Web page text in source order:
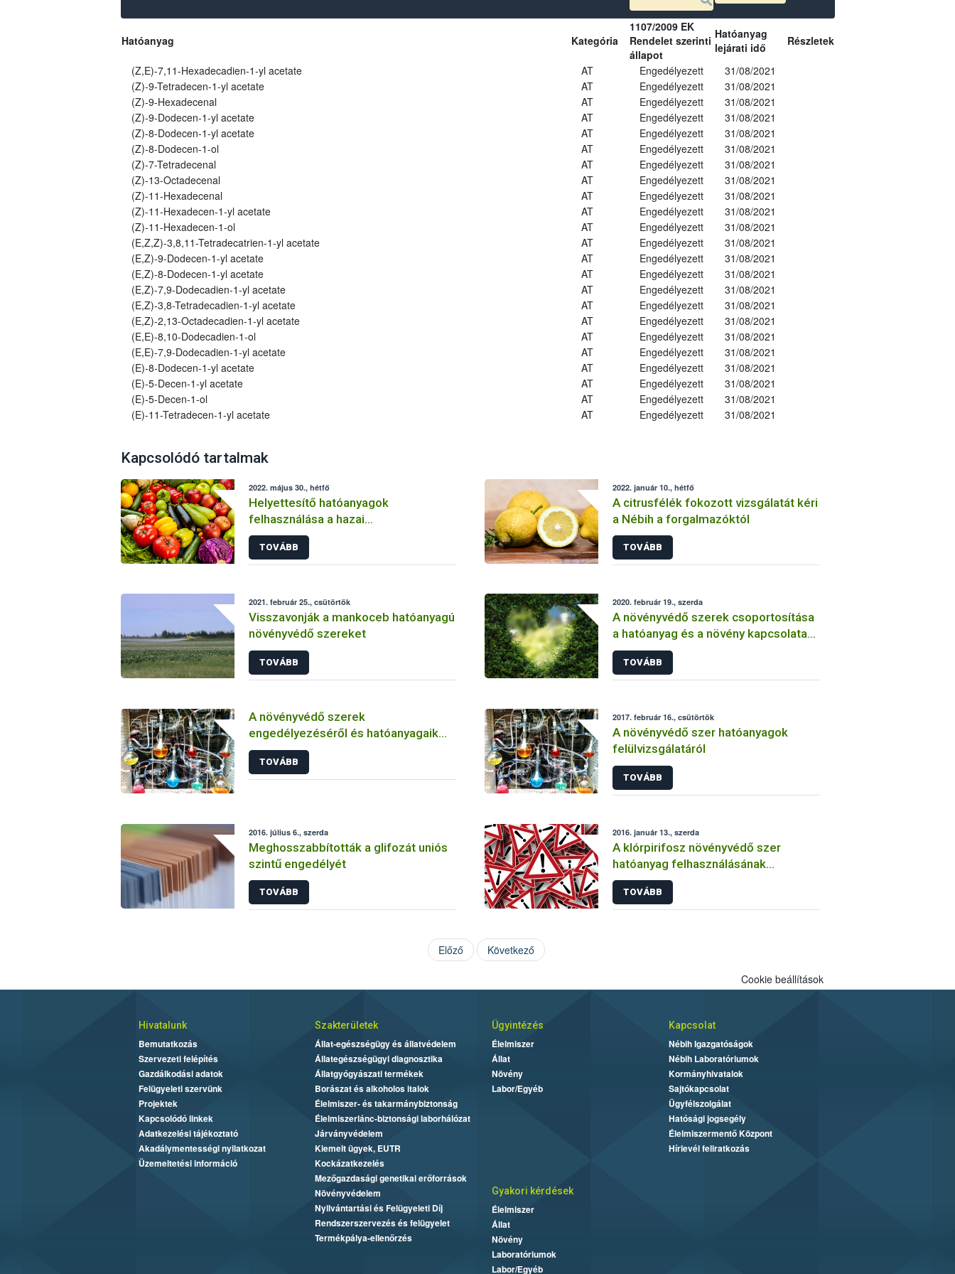
Hatóanyag Kategória
1107/2009 EK
Rendelet szerinti
állapot
Hatóanyag
lejárati idő
Részletek
(Z,E)-7,11-Hexadecadien-1-yl acetate AT Engedélyezett
31/08/2021
(Z)-9-Tetradecen-1-yl acetate
AT Engedélyezett
31/08/2021
(Z)-9-Hexadecenal
AT Engedélyezett
31/08/2021
(Z)-9-Dodecen-1-yl acetate
AT Engedélyezett
31/08/2021
(Z)-8-Dodecen-1-yl acetate
AT Engedélyezett
31/08/2021
(Z)-8-Dodecen-1-ol
AT Engedélyezett
31/08/2021
(Z)-7-Tetradecenal
AT Engedélyezett
31/08/2021
(Z)-13-Octadecenal
AT Engedélyezett
31/08/2021
(Z)-11-Hexadecenal
AT Engedélyezett
31/08/2021
(Z)-11-Hexadecen-1-yl acetate
AT Engedélyezett
31/08/2021
(Z)-11-Hexadecen-1-ol
AT Engedélyezett
31/08/2021
(E,Z,Z)-3,8,11-Tetradecatrien-1-yl acetate
AT Engedélyezett
31/08/2021
(E,Z)-9-Dodecen-1-yl acetate
AT Engedélyezett
31/08/2021
(E,Z)-8-Dodecen-1-yl acetate
AT Engedélyezett
31/08/2021
(E,Z)-7,9-Dodecadien-1-yl acetate
AT Engedélyezett
31/08/2021
(E,Z)-3,8-Tetradecadien-1-yl acetate
AT Engedélyezett
31/08/2021
(E,Z)-2,13-Octadecadien-1-yl acetate
AT Engedélyezett
31/08/2021
(E,E)-8,10-Dodecadien-1-ol
AT Engedélyezett
31/08/2021
(E,E)-7,9-Dodecadien-1-yl acetate
AT Engedélyezett
31/08/2021
(E)-8-Dodecen-1-yl acetate
AT Engedélyezett
31/08/2021
(E)-5-Decen-1-yl acetate
AT Engedélyezett
31/08/2021
(E)-5-Decen-1-ol
AT Engedélyezett
31/08/2021
(E)-11-Tetradecen-1-yl acetate
AT Engedélyezett 31/08/2021
Kapcsolódó tartalmak
2022. május 30., hétfő
Helyettesítő hatóanyagok
felhasználása a hazai
növényvédelemben
TOVÁBB
2022. január 10., hétfő
A citrusfélék fokozott vizsgálatát kéri
a Nébih a forgalmazóktól
TOVÁBB
2021. február 25., csütörtök
Visszavonják a mankoceb hatóanyagú
növényvédő szereket
TOVÁBB
2020. február 19., szerda
A növényvédő szerek csoportosítása
a hatóanyag és a növény kapcsolata
szerint
TOVÁBB
A növényvédő szerek
engedélyezéséről és hatóanyagaik
vizsgálatáról
TOVÁBB
2017. február 16., csütörtök
A növényvédő szer hatóanyagok
felülvizsgálatáról
TOVÁBB
2016. július 6., szerda
Meghosszabbították a glifozát uniós
szintű engedélyét
TOVÁBB
2016. január 13., szerda
A klórpirifosz növényvédő szer
hatóanyag felhasználásának
korlátozása
TOVÁBB
Előző Következő
Cookie beállítások
Hivatalunk
Bemutatkozás
Szervezeti felépítés
Gazdálkodási adatok
Felügyeleti szervünk
Projektek
Kapcsolódó linkek
Adatkezelési tájékoztató
Akadálymentességi nyilatkozat
Üzemeltetési információ
Szakterületek
Állat-egészségügy és állatvédelem
Állategészségügyi diagnosztika
Állatgyógyászati termékek
Borászat és alkoholos italok
Élelmiszer- és takarmánybiztonság
Élelmiszerlánc-biztonsági laborhálózat
Járványvédelem
Kiemelt ügyek, EUTR
Kockázatkezelés
Mezőgazdasági genetikai erőforrások
Növényvédelem
Nyilvántartási és Felügyeleti Díj
Rendszerszervezés és felügyelet
Termékpálya-ellenőrzés
Ügyintézés
Élelmiszer
Állat
Növény
Labor/Egyéb
Kapcsolat
Nébih Igazgatóságok
Nébih Laboratóriumok
Kormányhivatalok
Sajtókapcsolat
Ügyfélszolgálat
Hatósági jogsegély
Élelmiszermentő Központ
Hírlevél feliratkozás
Gyakori kérdések
Élelmiszer
Állat
Növény
Laboratóriumok
Labor/Egyéb